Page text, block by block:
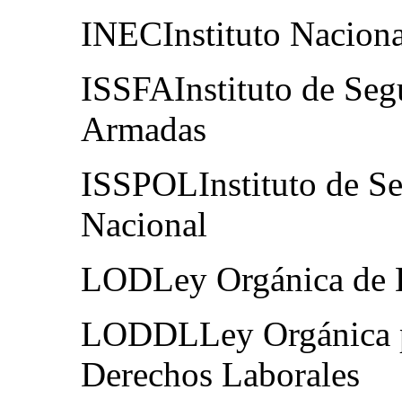
INECInstituto
ISSFAInstituto de
Armadas
ISSPOLInstituto de
Nacional
LODLey Orgánica de
LODDLLey Orgánica
Derechos Laborales